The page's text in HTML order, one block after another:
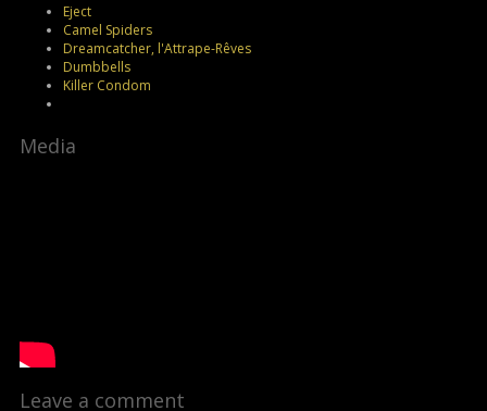
Eject
Camel Spiders
Dreamcatcher, l'Attrape-Rêves
Dumbbells
Killer Condom
Media
Leave a comment